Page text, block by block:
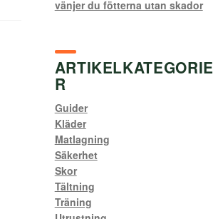
vänjer du fötterna utan skador
ARTIKELKATEGORIE
R
Guider
Kläder
Matlagning
Säkerhet
Skor
Tältning
Träning